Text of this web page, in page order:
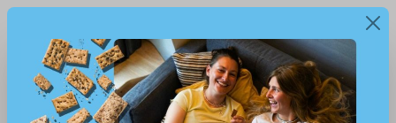
Ab 40 Euro Versandkostenfrei!*
bestmögliche Erfahrung bieten zu können.Mehr
Informationen ...
Einstellungen